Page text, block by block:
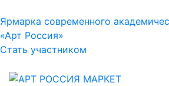
Ярмарка современного
«Арт Россия»
Стать участником